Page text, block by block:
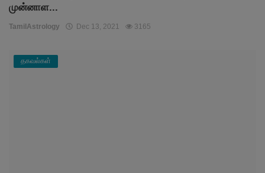
முன்னாள...
TamilAstrology Dec 13, 2021 3165
தகவல்கள்